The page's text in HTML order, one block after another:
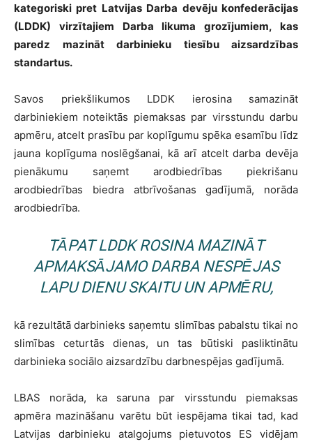
kategoriski pret Latvijas Darba devēju konfederācijas
(LDDK) virzītajiem Darba likuma grozījumiem, kas
paredz mazināt darbinieku tiesību aizsardzības
standartus.
Savos priekšlikumos LDDK ierosina samazināt
darbiniekiem noteiktās piemaksas par virsstundu darbu
apmēru, atcelt prasību par koplīgumu spēka esamību līdz
jauna koplīguma noslēgšanai, kā arī atcelt darba devēja
pienākumu saņemt arodbiedrības piekrišanu
arodbiedrības biedra atbrīvošanas gadījumā, norāda
arodbiedrība.
TĀPAT LDDK ROSINA MAZINĀT
APMAKSĀJAMO DARBA NESPĒJAS
LAPU DIENU SKAITU UN APMĒRU,
kā rezultātā darbinieks saņemtu slimības pabalstu tikai no
slimības ceturtās dienas, un tas būtiski pasliktinātu
darbinieka sociālo aizsardzību darbnespējas gadījumā.
LBAS norāda, ka saruna par virsstundu piemaksas
apmēra mazināšanu varētu būt iespējama tikai tad, kad
Latvijas darbinieku atalgojums pietuvotos ES vidējam